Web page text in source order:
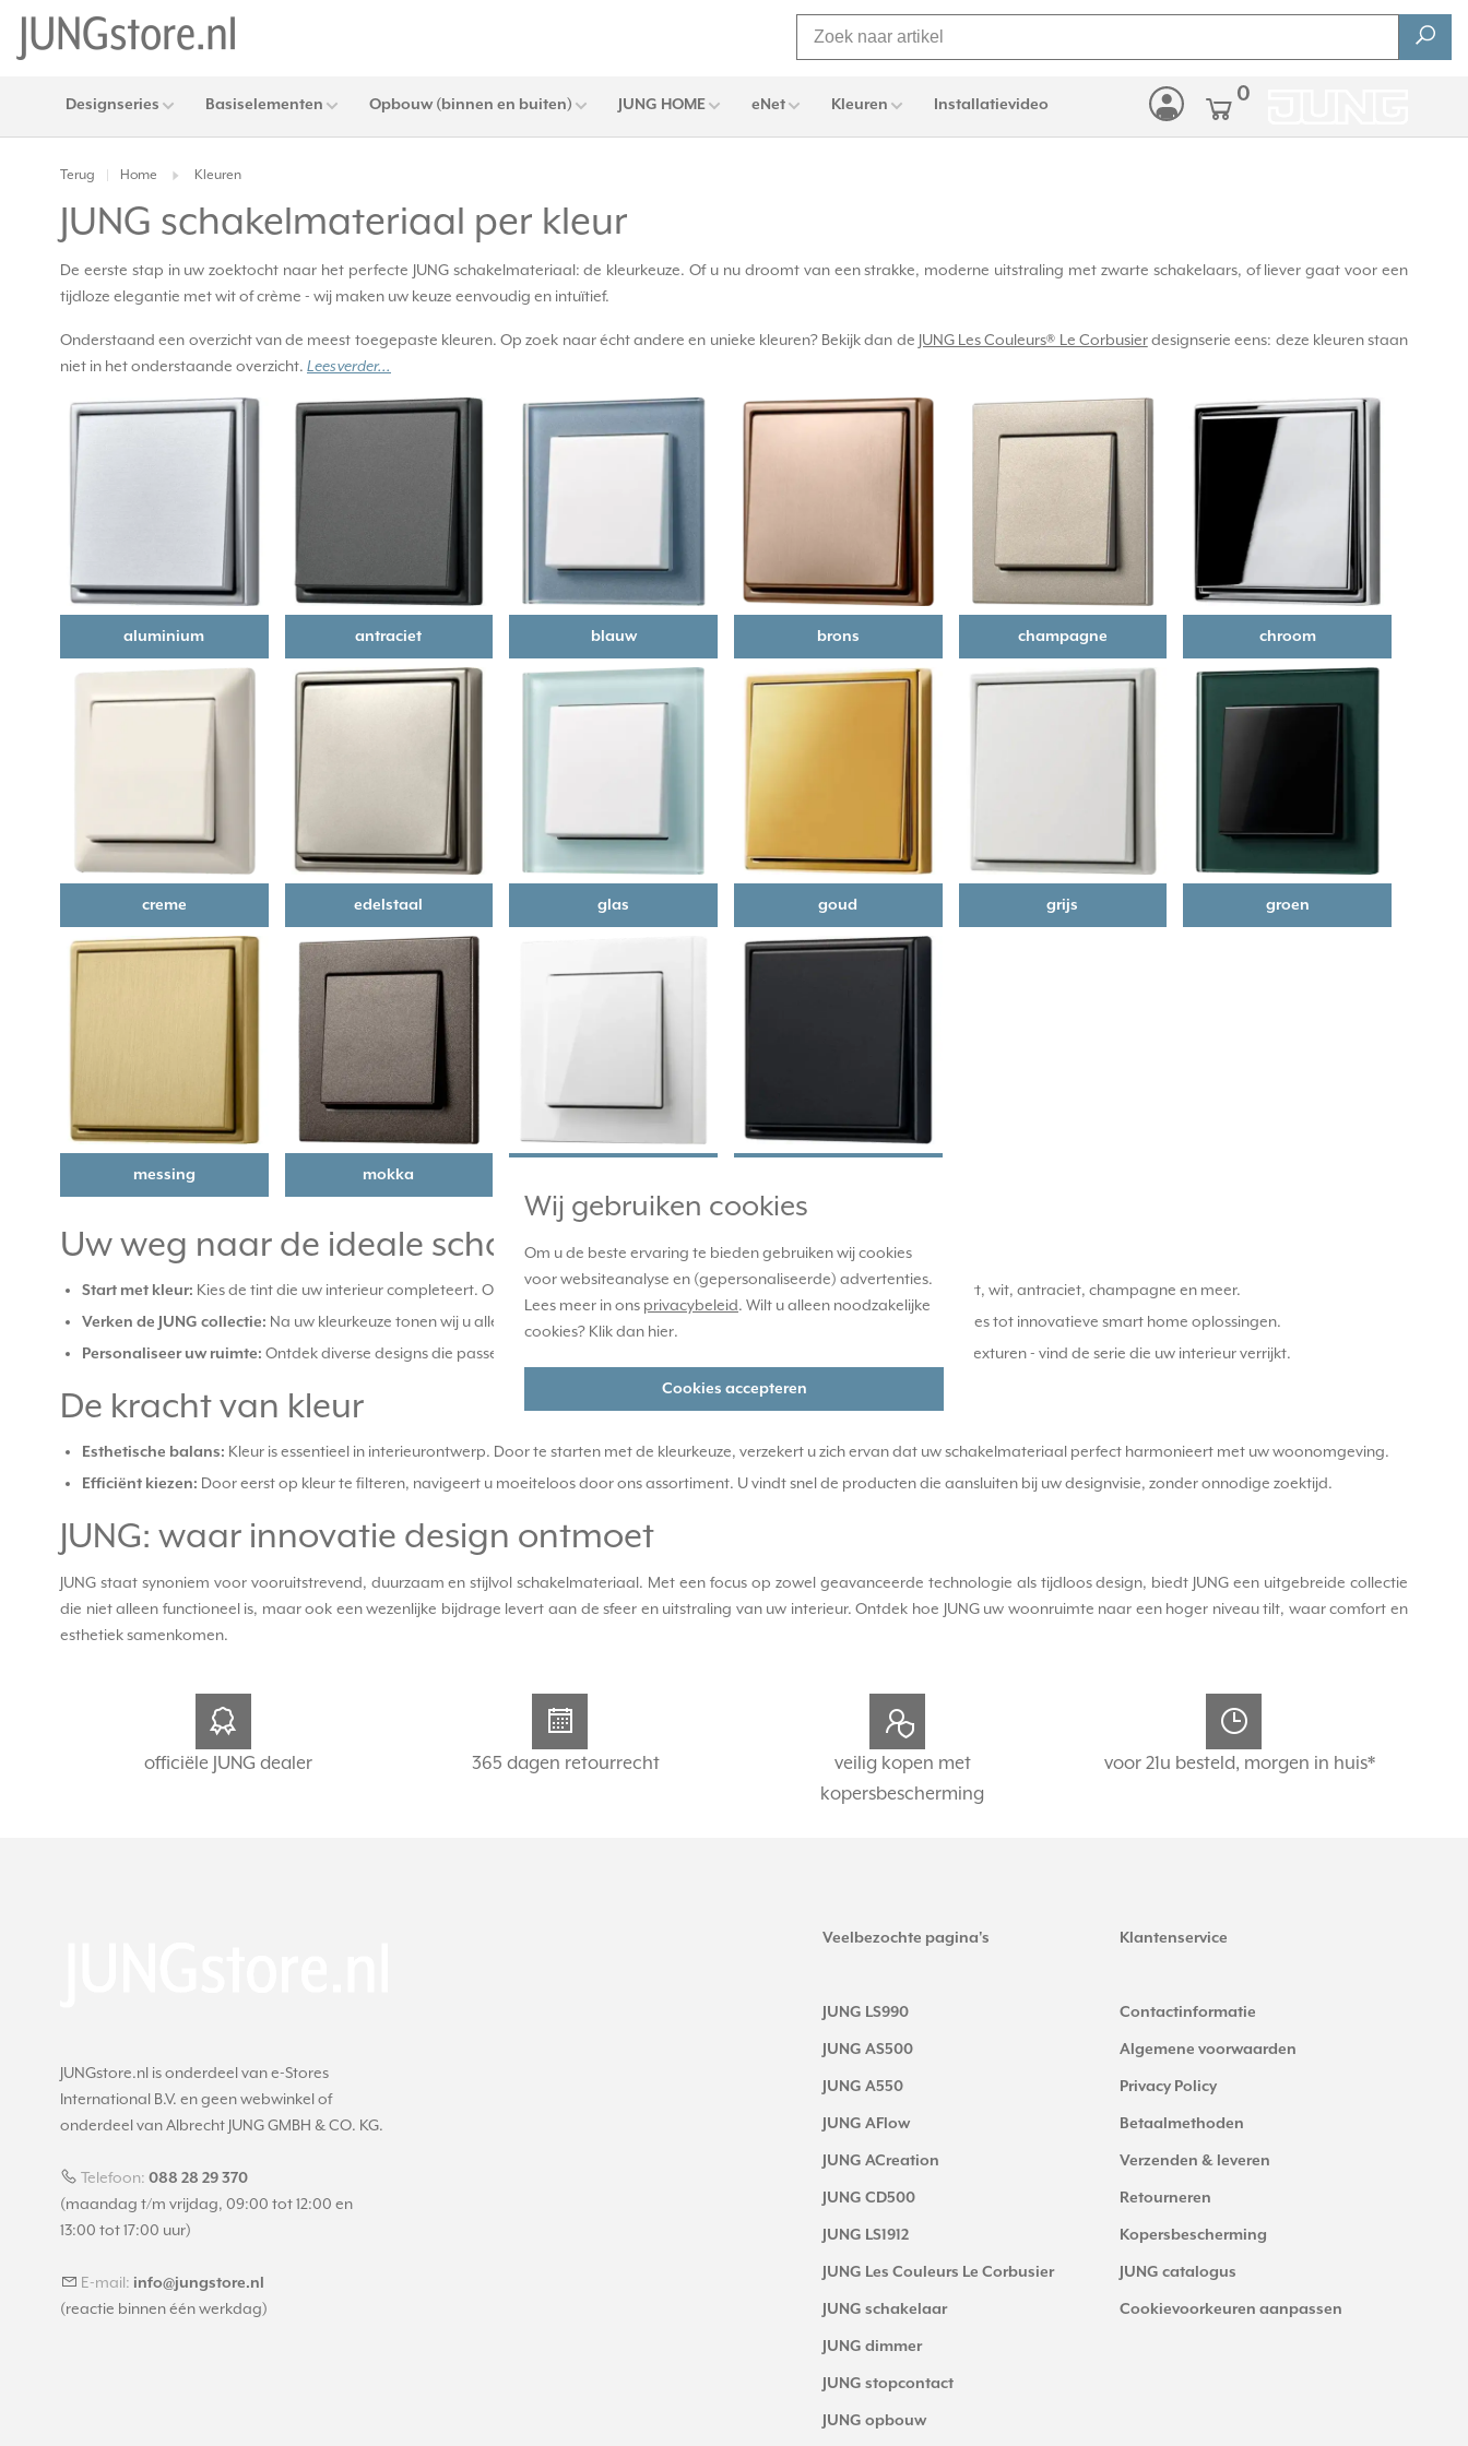
Wij gebruiken cookies
Om u de beste ervaring te bieden gebruiken wij cookies
voor websiteanalyse en (gepersonaliseerde) advertenties.
Lees meer in ons privacybeleid. Wilt u alleen noodzakelijke
cookies? Klik dan hier.
Cookies accepteren
Designseries Basiselementen Opbouw (binnen en buiten) JUNG HOME eNet Kleuren Installatievideo 0
Terug Home Kleuren
JUNG schakelmateriaal per kleur
De eerste stap in uw zoektocht naar het perfecte JUNG schakelmateriaal: de kleurkeuze. Of u nu droomt van een strakke, moderne uitstraling met zwarte schakelaars, of liever gaat voor een
tijdloze elegantie met wit of crème - wij maken uw keuze eenvoudig en intuïtief.
Onderstaand een overzicht van de meest toegepaste kleuren. Op zoek naar écht andere en unieke kleuren? Bekijk dan de JUNG Les Couleurs® Le Corbusierdesignserie eens: deze kleuren staan
niet in het onderstaande overzicht. Lees verder...
aluminium antraciet blauw brons champagne chroom
creme edelstaal glas goud grijs groen
messing mokka
Uw weg naar de ideale schakelaar
Start met kleur: Kies de tint die uw interieur completeert. Ons assortiment biedt een scala aan verfijnde opties, waaronder zwart, wit, antraciet, champagne en meer.
Verken de JUNG collectie: Na uw kleurkeuze tonen wij u alle beschikbare JUNG-producten in die specifieke tint, van klassieke series tot innovatieve smart home oplossingen.
Personaliseer uw ruimte: Ontdek diverse designs die passen bij uw gekozen kleurenpalet. Van minimalistische vormen tot rijke texturen - vind de serie die uw interieur verrijkt.
De kracht van kleur
Esthetische balans: Kleur is essentieel in interieurontwerp. Door te starten met de kleurkeuze, verzekert u zich ervan dat uw schakelmateriaal perfect harmonieert met uw woonomgeving.
Efficiënt kiezen: Door eerst op kleur te filteren, navigeert u moeiteloos door ons assortiment. U vindt snel de producten die aansluiten bij uw designvisie, zonder onnodige zoektijd.
JUNG: waar innovatie design ontmoet
JUNG staat synoniem voor vooruitstrevend, duurzaam en stijlvol schakelmateriaal. Met een focus op zowel geavanceerde technologie als tijdloos design, biedt JUNG een uitgebreide collectie
die niet alleen functioneel is, maar ook een wezenlijke bijdrage levert aan de sfeer en uitstraling van uw interieur. Ontdek hoe JUNG uw woonruimte naar een hoger niveau tilt, waar comfort en
esthetiek samenkomen.
officiële JUNG dealer 365 dagen retourrecht
veilig kopen met
kopersbescherming
voor 21u besteld, morgen in huis*
JUNGstore.nl is onderdeel van e-Stores
International B.V. en geen webwinkel of
onderdeel van Albrecht JUNG GMBH & CO. KG.
Telefoon: 088 28 29 370
(maandag t/m vrijdag, 09:00 tot 12:00 en
13:00 tot 17:00 uur)
E-mail: info@jungstore.nl
(reactie binnen één werkdag)
Veelbezochte pagina's
JUNG LS990
JUNG AS500
JUNG A550
JUNG AFlow
JUNG ACreation
JUNG CD500
JUNG LS1912
JUNG Les Couleurs Le Corbusier
JUNG schakelaar
JUNG dimmer
JUNG stopcontact
JUNG opbouw
Klantenservice
Contactinformatie
Algemene voorwaarden
Privacy Policy
Betaalmethoden
Verzenden & leveren
Retourneren
Kopersbescherming
JUNG catalogus
Cookievoorkeuren aanpassen